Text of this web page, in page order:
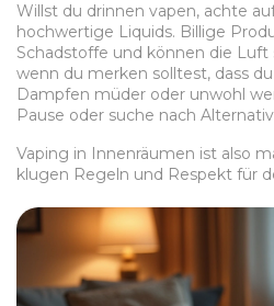
Willst du drinnen vapen, achte
hochwertige Liquids. Billige
Schadstoffe und können die Luft
wenn du merken solltest, dass
Dampfen müder oder unwohl
Pause oder suche nach
Vaping in Innenräumen ist also
klugen Regeln und Respekt für